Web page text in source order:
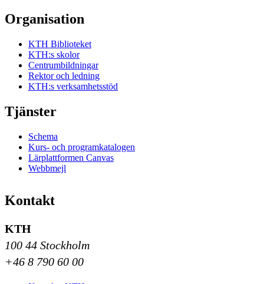
Organisation
KTH Biblioteket
KTH:s skolor
Centrumbildningar
Rektor och ledning
KTH:s verksamhetsstöd
Tjänster
Schema
Kurs- och programkatalogen
Lärplattformen Canvas
Webbmejl
Kontakt
KTH
100 44 Stockholm
+46 8 790 60 00